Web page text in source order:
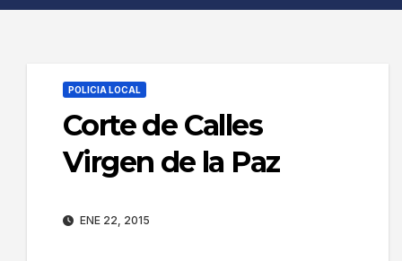
POLICIA LOCAL
Corte de Calles
Virgen de la Paz
ENE 22, 2015